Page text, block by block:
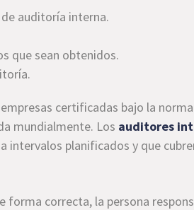
auditoría interna.
que sean obtenidos.
certificadas bajo la norma
mundialmente. Los auditores
intervalos planificados y que
forma correcta, la persona